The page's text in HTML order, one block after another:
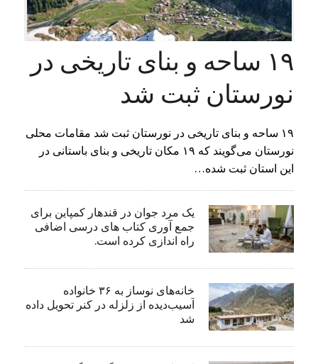
۱۹ ساحه و بنای تاریخی در
نورستان ثبت شد
۱۹ ساحه و بنای تاریخی در نورستان ثبت شد مقامات محلی
نورستان می‌گویند که ۱۹ مکان تاریخی و بنای باستانی در
این استان ثبت شده…
یک مرد جوان در قندهار کمپاین برای
جمع آوری کتاب های درسی اضافی
راه اندازی کرده است.
خانه‌های نوساز به ۳۶ خانواده
آسیب‌دیده از زلزله در کنر تحویل داده
شد